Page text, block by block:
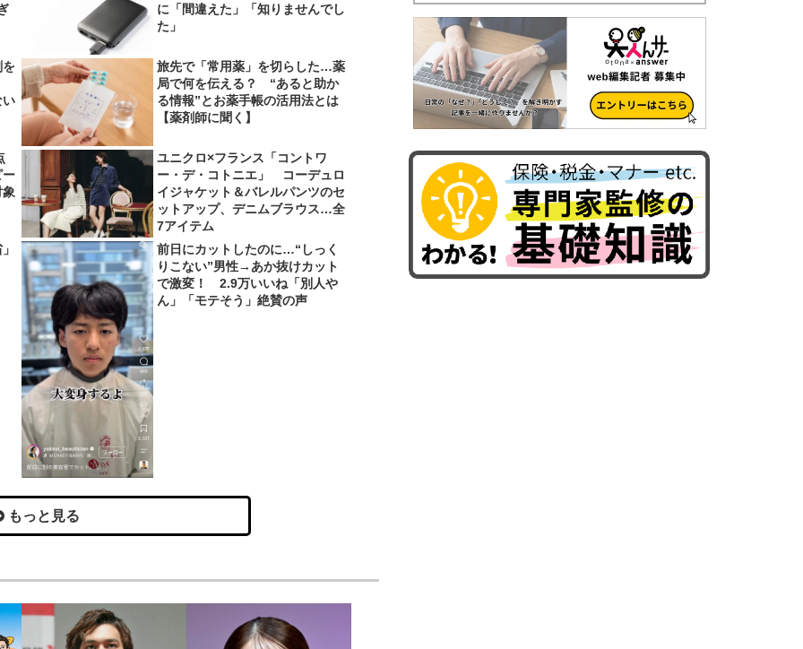
に「間違えた」「知りませんでし
た」
を
い
旅先で「常用薬」を切らした…薬
局で何を伝える？ “あると助か
る情報”とお薬手帳の活用法とは
【薬剤師に聞く】
ユニクロ×フランス「コントワ
ー・デ・コトニエ」 コーデュロ
イジャケット＆バレルパンツのセ
ットアップ、デニムブラウス…全
7アイテム
前日にカットしたのに…“しっく
りこない”男性→あか抜けカット
で激変！ 2.9万いいね「別人や
ん」「モテそう」絶賛の声
もっと見る